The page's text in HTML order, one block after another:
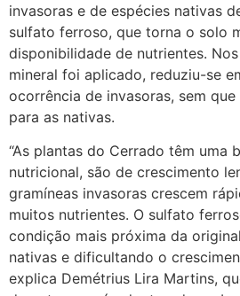
invasoras e de espécies nativas
sulfato ferroso, que torna o solo
disponibilidade de nutrientes.
mineral foi aplicado, reduziu-se
ocorrência de invasoras, sem
para as nativas.
“As plantas do Cerrado têm uma
nutricional, são de crescimento
gramíneas invasoras crescem
muitos nutrientes. O sulfato
condição mais próxima da
nativas e dificultando o
explica Demétrius Lira Martins,